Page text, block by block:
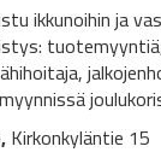
ikkunoihin ja
Kirkonkyläntie 15